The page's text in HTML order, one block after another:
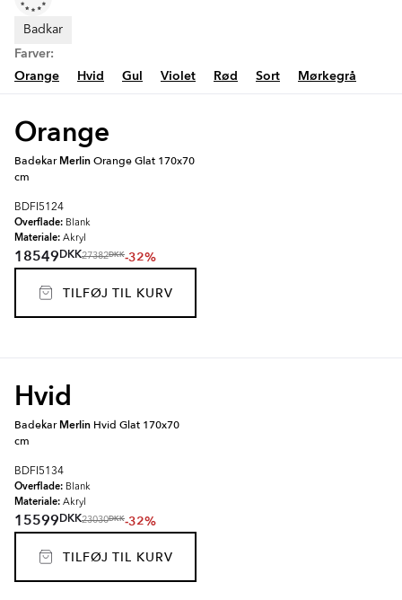
Badkar
Farver:
Orange
Hvid Gul Violet Rød Sort Mørkegrå
Orange
BadekarMerlinOrange Glat 170x70
cm
BDFI5124
Overflade: Blank
Materiale: Akryl
18549DKK27382DKK-32%
TILFØJ TIL KURV
Hvid
BadekarMerlin Hvid Glat 170x70
cm
BDFI5134
Overflade: Blank
Materiale: Akryl
15599DKK23030DKK-32%
TILFØJ TIL KURV